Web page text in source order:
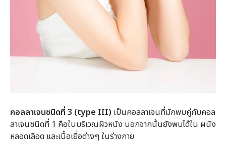
คอลลาเจนชนิดที่ 3 (type III) เป็นคอลลาเจนที่มักพบคู่กับคอล
ลาเจนชนิดที่ 1 คือในบริเวณผิวหนัง นอกจากนั้นยังพบได้ใน ผนัง
หลอดเลือด และเนื้อเยื่อต่างๆ ในร่างกาย